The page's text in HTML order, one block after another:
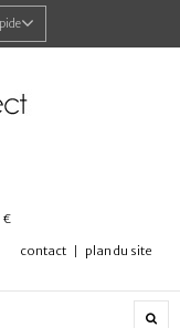
€
contact plan du site